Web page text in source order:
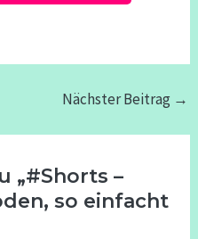
Nächster Beitrag →
„#Shorts –
so einfacht